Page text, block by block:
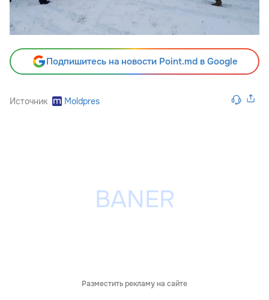
Подпишитесь на новости Point.md в Google
Источник Moldpres
Разместить рекламу на сайте